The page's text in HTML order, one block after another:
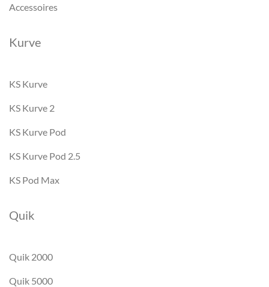
Accessoires
Kurve
KS Kurve
KS Kurve 2
KS Kurve Pod
KS Kurve Pod 2.5
KS Pod Max
Quik
Quik 2000
Quik 5000